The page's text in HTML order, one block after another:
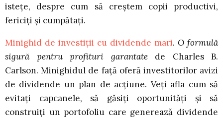
istețe, despre cum să creștem copii productivi,
fericiți și cumpătați.
Minighid de investiții cu dividende mari. O formulă
sigură pentru profituri garantatede Charles B.
Carlson. Minighidul de față oferă investitorilor avizi
de dividende un plan de acțiune. Veți afla cum să
evitați capcanele, să găsiți oportunități și să
construiți un portofoliu care generează dividende